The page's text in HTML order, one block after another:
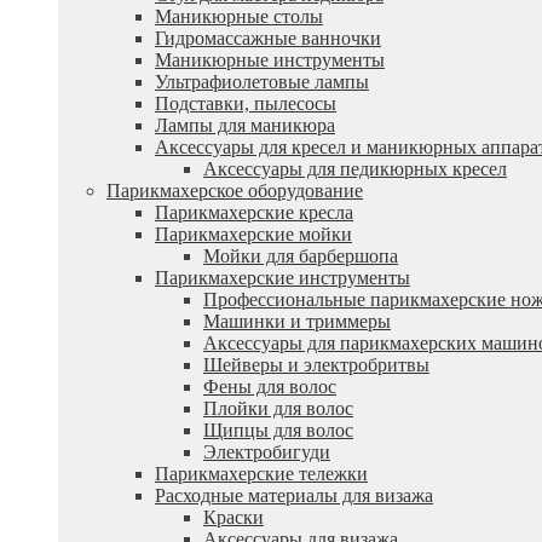
Маникюрные столы
Гидромассажные ванночки
Маникюрные инструменты
Ультрафиолетовые лампы
Подставки, пылесосы
Лампы для маникюра
Аксессуары для кресел и маникюрных
Аксессуары для педикюрных кресел
Парикмахерское оборудование
Парикмахерские кресла
Парикмахерские мойки
Мойки для барбершопа
Парикмахерские инструменты
Профессиональные парикмахерские
Машинки и триммеры
Аксессуары для парикмахерских
Шейверы и электробритвы
Фены для волос
Плойки для волос
Щипцы для волос
Электробигуди
Парикмахерские тележки
Расходные материалы для визажа
Краски